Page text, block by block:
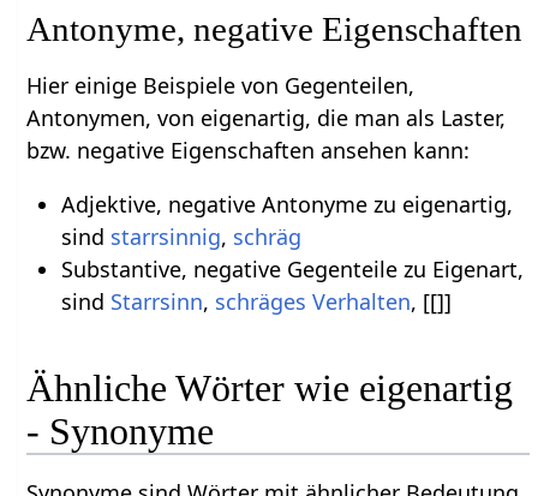
Antonyme, negative Eigenschaften
Hier einige Beispiele von Gegenteilen,
Antonymen, von eigenartig, die man als Laster,
bzw. negative Eigenschaften ansehen kann:
Adjektive, negative Antonyme zu eigenartig,
sind starrsinnig, schräg
Substantive, negative Gegenteile zu Eigenart,
sind Starrsinn, schräges Verhalten, [[]]
Ähnliche Wörter wie eigenartig
- Synonyme